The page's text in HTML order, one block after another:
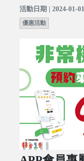
活動日期 | 2024-01-
優惠活動